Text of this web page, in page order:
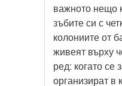
важното нещо
зъбите си с
колониите от
живеят върху
ред: когато се
организират в